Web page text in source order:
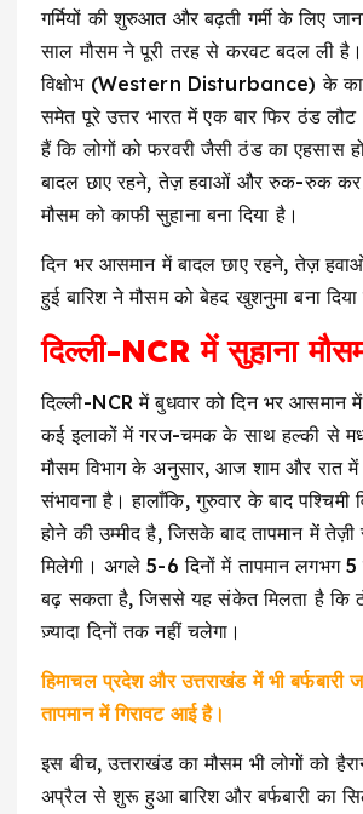
गर्मियों की शुरुआत और बढ़ती गर्मी के लिए
साल मौसम ने पूरी तरह से करवट बदल ली है।
विक्षोभ (Western Disturbance) के
समेत पूरे उत्तर भारत में एक बार फिर ठंड
हैं कि लोगों को फरवरी जैसी ठंड का एहसास
बादल छाए रहने, तेज़ हवाओं और रुक-रुक कर
मौसम को काफी सुहाना बना दिया है।
दिन भर आसमान में बादल छाए रहने, तेज़
हुई बारिश ने मौसम को बेहद खुशनुमा बना दिया
दिल्ली-NCR में सुहाना
दिल्ली-NCR में बुधवार को दिन भर आसमान
कई इलाकों में गरज-चमक के साथ हल्की से
मौसम विभाग के अनुसार, आज शाम और रात में
संभावना है। हालाँकि, गुरुवार के बाद पश्चिमी
होने की उम्मीद है, जिसके बाद तापमान में
मिलेगी। अगले 5-6 दिनों में तापमान लगभग
बढ़ सकता है, जिससे यह संकेत मिलता है कि
ज़्यादा दिनों तक नहीं चलेगा।
हिमाचल प्रदेश और उत्तराखंड में भी बर्फबारी
तापमान में गिरावट आई है।
इस बीच, उत्तराखंड का मौसम भी लोगों को
अप्रैल से शुरू हुआ बारिश और बर्फबारी का